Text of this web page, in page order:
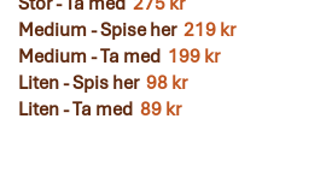
Medium - Spise her 219 kr
Medium - Ta med 199 kr
Liten - Spis her 98 kr
Liten - Ta med 89 kr